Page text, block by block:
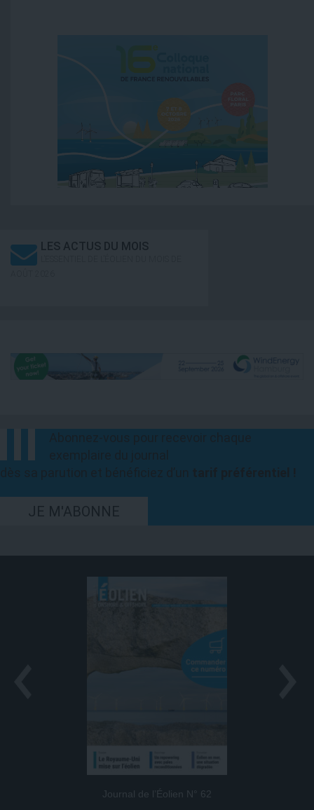
LES ACTUS DU MOIS
JE M'ABONNE
Journal de l’Éolien N° 62